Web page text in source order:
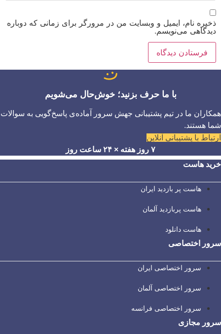
ذخیره نام، ایمیل و وبسایت من در مرورگر برای زمانی که دوباره
دیدگاهی می‌نویسم.
با ما حرف بزنید؛ خوش‌حال می‌شویم
همکاران ما در تیم پشتیبانی جهش سرور آماده‌ی پاسخ‌گویی به سوالات
شما هستند.
ارتباط با پشتیبانی آنلاین
۷ روز هفته × ۲۴ ساعت روز
خرید هاست
هاست پر بازدید ایران
هاست پربازدید آلمان
هاست دانلود
سرور اختصاصی
سرور اختصاصی ایران
سرور اختصاصی آلمان
سرور اختصاصی فرانسه
سرور مجازی